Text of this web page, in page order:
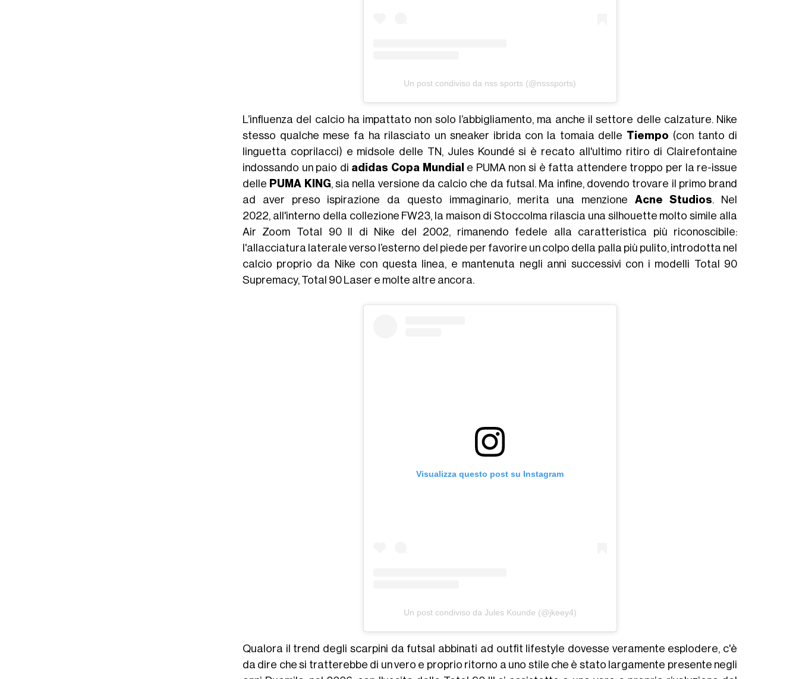
Un post condiviso da nss sports (@nsssports)
L’influenza del calcio ha impattato non solo l’abbigliamento, ma anche il settore delle calzature. Nike
stesso qualche mese fa ha rilasciato un sneaker ibrida con la tomaia delle Tiempo (con tanto di
linguetta coprilacci) e midsole delle TN, Jules Koundé si è recato all'ultimo ritiro di Clairefontaine
indossando un paio di adidas Copa Mundial
e PUMA non si è fatta attendere troppo per la re-issue
delle PUMA KING, sia nella versione da calcio che da futsal. Ma infine, dovendo trovare il primo brand
ad aver preso ispirazione da questo immaginario, merita una menzione Acne Studios. Nel
2022, all'interno della collezione FW23, la maison di Stoccolma rilascia una silhouette molto simile alla
Air Zoom Total 90 II di Nike del 2002, rimanendo fedele alla caratteristica più riconoscibile:
l'allacciatura laterale verso l’esterno del piede per favorire un colpo della palla più pulito, introdotta nel
calcio proprio da Nike con questa linea, e mantenuta negli anni successivi con i modelli Total 90
Supremacy, Total 90 Laser e molte altre ancora.
Visualizza questo post su Instagram
Un post condiviso da Jules Kounde (@jkeey4)
Qualora il trend degli scarpini da futsal abbinati ad outfit lifestyle dovesse veramente esplodere, c'è
da dire che si tratterebbe di un vero e proprio ritorno a uno stile che è stato largamente presente negli